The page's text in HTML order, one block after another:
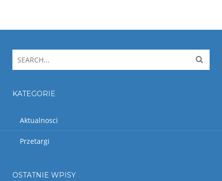
KATEGORIE
Aktualnosci
Przetargi
OSTATNIE WPISY